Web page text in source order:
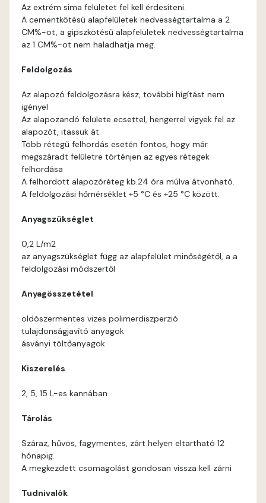
Cognac B
Coral B
Coral C
Corn B
Corn C
Fig-brown B
Az extrém sima felületet fel kell érdesíteni.
A cementkötésű alapfelületek nedvességtartalma a 2
CM%-ot, a gipszkötésű alapfelületek nedvességtartalma
az 1 CM%-ot nem haladhatja meg.
Feldolgozás
Az alapozó feldolgozásra kész, további hígítást nem
igényel
Az alapozandó felülete ecsettel, hengerrel vigyek fel az
alapozót, itassuk át.
Több rétegű felhordás esetén fontos, hogy már
megszáradt felületre történjen az egyes rétegek
felhordása
A felhordott alapozóréteg kb.24 óra múlva átvonható.
A feldolgozási hőmérséklet +5 °C és +25 °C között.
Anyagszükséglet
0,2 L/m2
az anyagszükséglet függ az alapfelület minőségétől, a a
feldolgozási módszertől
Anyagösszetétel
oldószermentes vizes polimerdiszperzió
tulajdonságjavító anyagok
ásványi töltőanyagok
Kiszerelés
2, 5, 15 L-es kannában
Tárolás
Száraz, hűvös, fagymentes, zárt helyen eltartható 12
hónapig.
A megkezdett csomagolást gondosan vissza kell zárni
Tudnivalók